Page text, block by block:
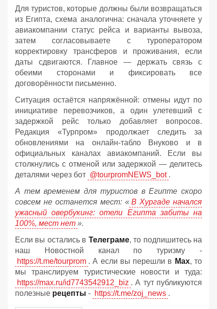
Для туристов, которые должны были возвращаться
из Египта, схема аналогична: сначала уточняете у
авиакомпании статус рейса и варианты вывоза,
затем согласовываете с туроператором
корректировку трансферов и проживания, если
даты сдвигаются. Главное — держать связь с
обеими сторонами и фиксировать все
договорённости письменно.
Ситуация остаётся напряжённой: отмены идут по
инициативе перевозчиков, а один улетевший с
задержкой рейс только добавляет вопросов.
Редакция «Турпром» продолжает следить за
обновлениями на онлайн‑табло Внуково и в
официальных каналах авиакомпаний. Если вы
столкнулись с отменой или задержкой — делитесь
деталями через бот @tourpromNEWS_bot .
А тем временем для туристов в Египте скоро
совсем не останется мест: « В Хургаде начался
ужасный овербукинг: отели Египта забиты на
100%, мест нет ».
Если вы остались в Телеграме, то подпишитесь на
наш Новостной канал по туризму -
https://t.me/tourprom . А если вы перешли в Мах, то
мы транслируем туристические новости и туда:
https://max.ru/id7743542912_biz . А тут публикуются
полезные рецепты - https://t.me/zoj_news .